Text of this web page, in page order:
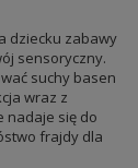
dziecku zabawy
sensoryczny.
suchy basen
wraz z
nadaje się do
frajdy dla